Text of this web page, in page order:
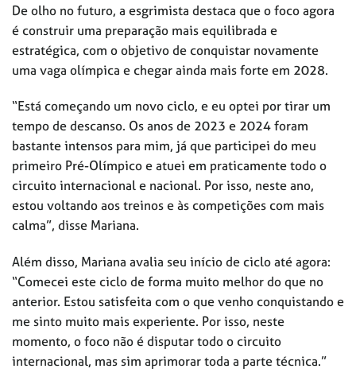
De olho no futuro, a esgrimista destaca que o foco agora
é construir uma preparação mais equilibrada e
estratégica, com o objetivo de conquistar novamente
uma vaga olímpica e chegar ainda mais forte em 2028.
“Está começando um novo ciclo, e eu optei por tirar um
tempo de descanso. Os anos de 2023 e 2024 foram
bastante intensos para mim, já que participei do meu
primeiro Pré-Olímpico e atuei em praticamente todo o
circuito internacional e nacional. Por isso, neste ano,
estou voltando aos treinos e às competições com mais
calma”, disse Mariana.
Além disso, Mariana avalia seu início de ciclo até agora:
“Comecei este ciclo de forma muito melhor do que no
anterior. Estou satisfeita com o que venho conquistando e
me sinto muito mais experiente. Por isso, neste
momento, o foco não é disputar todo o circuito
internacional, mas sim aprimorar toda a parte técnica.”